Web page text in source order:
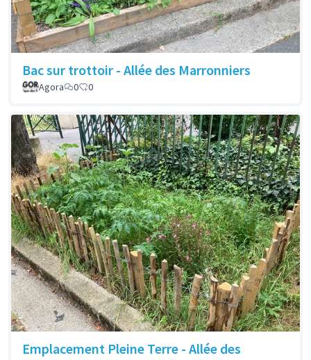
Bac sur trottoir - Allée des Marronniers
Agora 0 0
Emplacement Pleine Terre - Allée des